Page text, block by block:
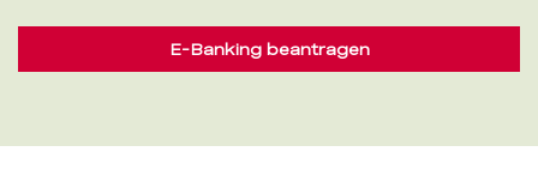
E-Banking beantragen